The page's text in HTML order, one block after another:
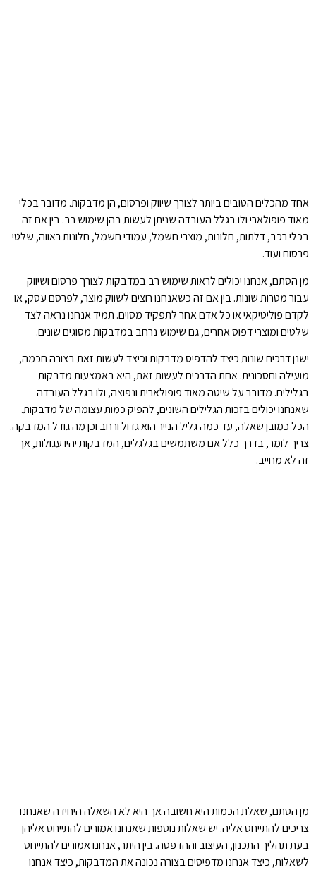
אחד מהכלים הטובים ביותר לצורך שיווק ופרסום, הן מדבקות. מדובר בכלי
מאוד פופולארי ולו בגלל העובדה שניתן לעשות בהן שימוש רב. בין אם זה
בכלי רכב, דלתות, חלונות, מוצרי חשמל, עמודי חשמל, חלונות ראווה, שלטי
פרסום ועוד.
מן הסתם, אנחנו יכולים לראות שימוש רב במדבקות לצורך פרסום ושיווק
עבור מטרות שונות. בין אם זה כשאנחנו רוצים לשווק מוצר, לפרסם עסק, או
לקדם פוליטיקאי או כל אדם אחר לתפקיד מסוים. תמיד אנחנו נראה לצד
שלטים ומוצרי דפוס אחרים, גם שימוש נרחב במדבקות מסוגים שונים.
ישנן דרכים שונות כיצד להדפיס מדבקות וכיצד לעשות זאת בצורה חכמה,
מועילה וחסכונית. אחת הדרכים לעשות זאת, היא באמצעות מדבקות
בגלילים. מדובר על שיטה מאוד פופולארית ונפוצה, ולו בגלל העובדה
שאנחנו יכולים בזכות הגלילים השונים, להפיק כמות עצומה של מדבקות.
הכל כמובן שאלה, עד כמה גליל הנייר הוא גדול ורחב וכן מה גודל המדבקה.
צריך לומר, בדרך כלל אם משתמשים בגלגלים, המדבקות יהיו עגולות, אך
זה לא מחייב.
מן הסתם, שאלת הכמות היא חשובה אך היא לא השאלה היחידה שאנחנו
צריכים להתייחס אליה. יש שאלות נוספות שאנחנו אמורים להתייחס אליהן
בעת תהליך התכנון, העיצוב וההדפסה. בין היתר, אנחנו אמורים להתייחס
לשאלות, כיצד אנחנו מדפיסים בצורה נכונה את המדבקות, כיצד אנחנו